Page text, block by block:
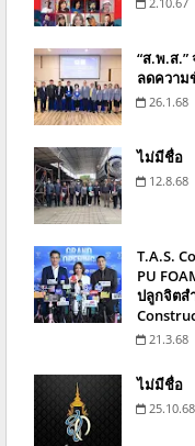
“ส.พ.ส.”
ลดความ
26.1.68
ไม่มีชื่อ
12.8.68
T.A.S.
PU
ปลูกจิตส
21.3.68
ไม่มีชื่อ
25.10.68